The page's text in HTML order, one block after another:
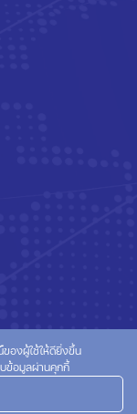
องผู้ใช้ให้ดียิ่งขึ้น
ข้อมูลผ่านคุกกี้